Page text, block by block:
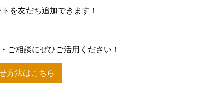
を友だち追加できます！
ご相談にぜひご活用ください！
方法はこちら